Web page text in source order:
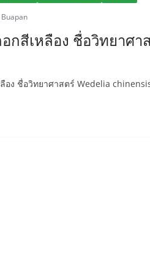
กสีเหลือง ชื่อวิทยาศ
อง ชื่อวิทยาศาสตร์ Wedelia